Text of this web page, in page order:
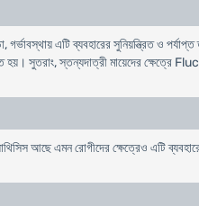
এটি ব্যবহারের সুনিয়ন্ত্রিত ও
সুতরাং, স্তন্যদাত্রী মায়েদের ক্ষেত্রে
আছে এমন রোগীদের ক্ষেত্রেও এটি